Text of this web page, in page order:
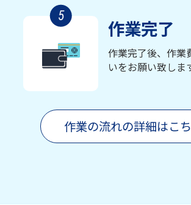
5
作業完了
作業完了後、作業
いをお願い致しま
作業の流れの詳細はこ